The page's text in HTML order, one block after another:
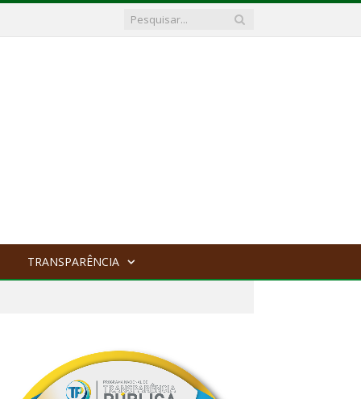
TRANSPARÊNCIA